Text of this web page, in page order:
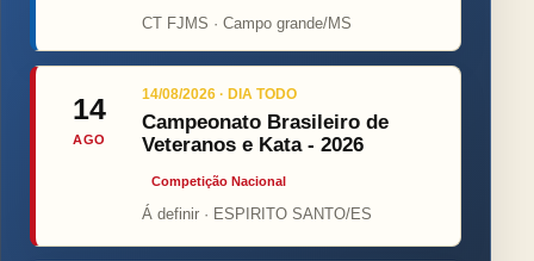
CT FJMS · Campo grande/MS
14
AGO
14/08/2026 · DIA TODO
Campeonato Brasileiro de
Veteranos e Kata - 2026
Competição Nacional
Á definir · ESPIRITO SANTO/ES